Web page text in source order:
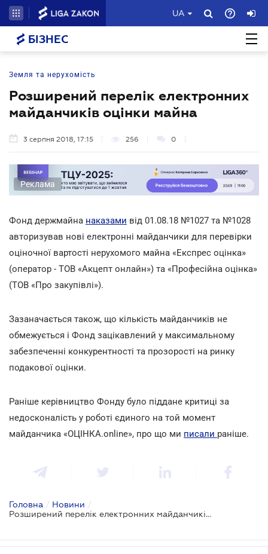
UA
БІЗНЕС
Земля та нерухомість
Розширений перелік електронних
майданчиків оцінки майна
3 серпня 2018, 17:15 256 0
Реклама
Фонд держмайна наказами від 01.08.18 №1027 та №1028
авторизував нові електронні майданчики для перевірки
оціночної вартості нерухомого майна «Експрес оцінка»
(оператор - ТОВ «Акцепт онлайн») та «Професійна оцінка»
(ТОВ «Про закупівлі»).
Зазаначається також, що кількість майданчиків не
обмежується і Фонд зацікавлений у максимальному
забезпеченні конкурентності та прозорості на ринку
подакової оцінки.
Раніше керівництво Фонду було піддане критиці за
недосконалість у роботі єдиного на той момент
майданчика «ОЦІНКА.online», про що ми писали раніше.
Головна / Новини /
Розширений перелік електронних майданчиків оцінки майна